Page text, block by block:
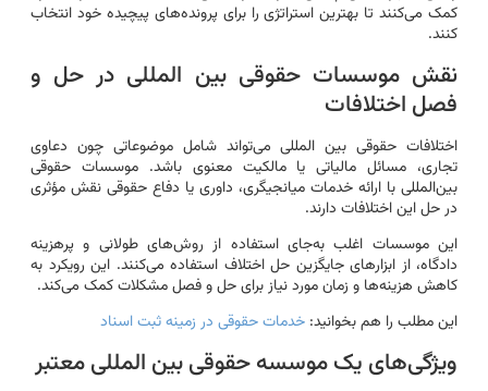
کمک می‌کنند تا بهترین استراتژی را برای پرونده‌های پیچیده خود انتخاب
کنند.
نقش موسسات حقوقی بین المللی در حل و
فصل اختلافات
اختلافات حقوقی بین المللی می‌تواند شامل موضوعاتی چون دعاوی
تجاری، مسائل مالیاتی یا مالکیت معنوی باشد. موسسات حقوقی
بین‌المللی با ارائه خدمات میانجیگری، داوری یا دفاع حقوقی نقش مؤثری
در حل این اختلافات دارند.
این موسسات اغلب به‌جای استفاده از روش‌های طولانی و پرهزینه
دادگاه، از ابزارهای جایگزین حل اختلاف استفاده می‌کنند. این رویکرد به
کاهش هزینه‌ها و زمان مورد نیاز برای حل و فصل مشکلات کمک می‌کند.
این مطلب را هم بخوانید: خدمات حقوقی در زمینه ثبت اسناد
ویژگی‌های یک موسسه حقوقی بین المللی معتبر